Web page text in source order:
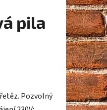
pila
Pozvolný